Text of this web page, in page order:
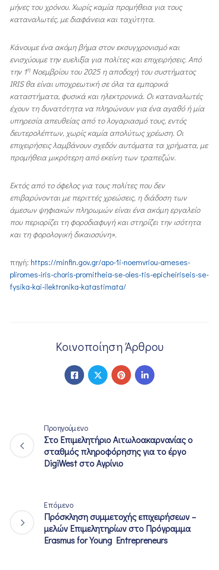
μήνες του χρόνου. Χωρίς καμία προμήθεια για τους
καταναλωτές, με διαφάνεια και ταχύτητα.
Κάνουμε ένα ακόμη βήμα στον εκσυγχρονισμό και
ενισχύουμε την ευελιξία για πολίτες και επιχειρήσεις. Από
την 1η Νοεμβρίου του 2025 η αποδοχή του συστήματος
IRISθα είναι υποχρεωτική σε όλα τα εμπορικά
καταστήματα, φυσικά και ηλεκτρονικά. Οι καταναλωτές
έχουν τη δυνατότητα να πληρώνουν για ένα αγαθό ή μία
υπηρεσία απευθείας από το λογαριασμό τους, εντός
δευτερολέπτων, χωρίς καμία απολύτως χρέωση. Οι
επιχειρήσεις λαμβάνουν σχεδόν αυτόματα τα χρήματα, με
προμήθεια μικρότερη από εκείνη των τραπεζών.
Εκτός από το όφελος για τους πολίτες που δεν
επιβαρύνονται με περιττές χρεώσεις, η διάδοση των
άμεσων ψηφιακών πληρωμών είναι ένα ακόμη εργαλείο
που περιορίζει τη φοροδιαφυγή και στηρίζει την ισότητα
και τη φορολογική δικαιοσύνη».
πηγή: https://minfin.gov.gr/apo-1i-noemvriou-ameses-
pliromes-iris-choris-promitheia-se-oles-tis-epicheiriseis-se-
fysika-kai-ilektronika-katastimata/
Κοινοποίηση Άρθρου
Προηγούμενο
Στο Επιμελητήριο Αιτωλοακαρνανίας ο
σταθμός πληροφόρησης για το έργο
DigiWest στο Αγρίνιο
Επόμενο
Πρόσκληση συμμετοχής επιχειρήσεων –
μελών Επιμελητηρίων στο Πρόγραμμα
Erasmus for Young Entrepreneurs